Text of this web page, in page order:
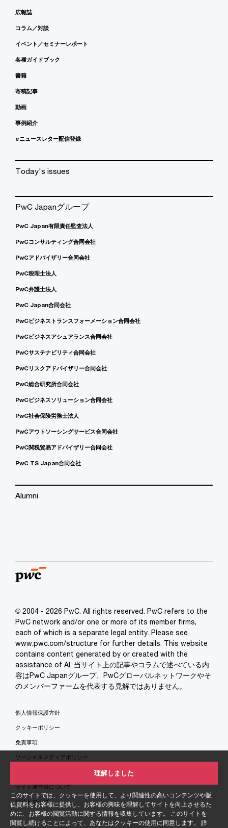
このサイトでは、クッキーを使用して、より関連性の高いコンテンツや販
促資料をお客様に提供し、お客様の興味を理解してサイトを向上させるた
めに、お客様の閲覧活動に関する情報を収集しています。 このサイトを
閲覧し続けることによって、あなたはクッキーの使用に同意します。 詳
理解しました
広報誌
コラム／対談
イベント／セミナーレポート
各種ガイドブック
書籍
寄稿記事
動画
事例紹介
eニュースレター配信登録
Today's issues
PwC Japanグループ
PwC Japan有限責任監査法人
PwCコンサルティング合同会社
PwCアドバイザリー合同会社
PwC税理士法人
PwC弁護士法人
PwC Japan合同会社
PwCビジネストランスフォーメーション合同会社
PwCビジネスアシュアランス合同会社
PwCサステナビリティ合同会社
PwCリスクアドバイザリー合同会社
PwC総合研究所合同会社
PwCビジネスソリューション合同会社
PwC社会保険労務士法人
PwCアウトソーシングサービス合同会社
PwC関税貿易アドバイザリー合同会社
PwC TS Japan合同会社
Alumni
© 2004 - 2026 PwC. All rights reserved. PwC refers to the
PwC network and/or one or more of its member firms,
each of which is a separate legal entity. Please see
www.pwc.com/structure for further details. This website
contains content generated by or created with the
assistance of AI. 当サイト上の記事やコラムで述べている内
容はPwC Japanグループ、PwCグローバルネットワークやそ
のメンバーファームを代表する見解ではありません。
個人情報保護方針
クッキーポリシー
免責事項
ソーシャルメディアポリシー
サイト運営者について
サイトマップ